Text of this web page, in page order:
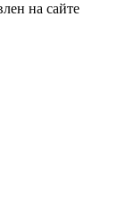
на сайте